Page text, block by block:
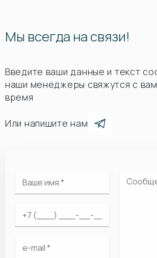
Мы всегда на связи!
Введите ваши данные и текст
наши менеджеры свяжутся с
время
Или напишите нам